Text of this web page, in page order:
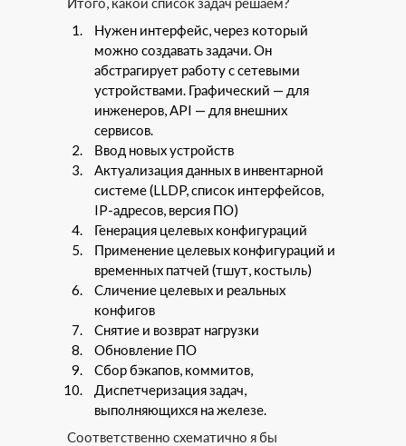
Нужен интерфейс, через который
можно создавать задачи. Он
абстрагирует работу с сетевыми
устройствами. Графический — для
инженеров, API — для внешних
сервисов.
Ввод новых устройств
Актуализация данных в инвентарной
системе (LLDP, список интерфейсов,
IP-адресов, версия ПО)
Генерация целевых конфигураций
Применение целевых конфигураций и
временных патчей (тшут, костыль)
Сличение целевых и реальных
конфигов
Снятие и возврат нагрузки
Обновление ПО
Сбор бэкапов, коммитов,
Диспетчеризация задач,
выполняющихся на железе.
Соответственно схематично я бы